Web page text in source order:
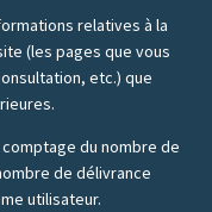
relatives à la
(les pages que vous
etc.) que
du nombre de
de délivrance
utilisateur.